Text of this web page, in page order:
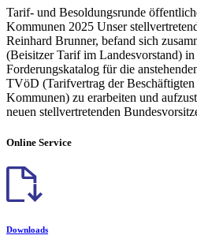
Tarif- und Besoldungsrunde
Kommunen 2025 Unser
Reinhard Brunner, befand sich
(Beisitzer Tarif im Landesvorstand)
Forderungskatalog für die
TVöD (Tarifvertrag der
Kommunen) zu erarbeiten und
neuen stellvertretenden
Online Service
Downloads